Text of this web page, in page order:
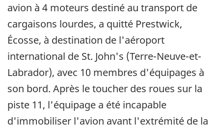
avion à 4 moteurs destiné au transport de
cargaisons lourdes, a quitté Prestwick,
Écosse, à destination de l'aéroport
international de St. John's (Terre-Neuve-et-
Labrador), avec 10 membres d'équipages à
son bord. Après le toucher des roues sur la
piste 11, l'équipage a été incapable
d'immobiliser l'avion avant l'extrémité de la